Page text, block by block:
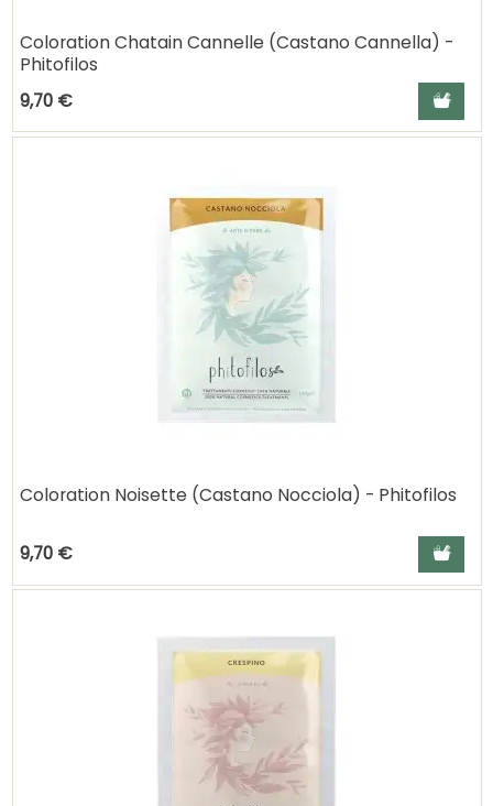
Coloration Chatain Cannelle (Castano Cannella) -
Phitofilos
9,70 €
Ajouter
Coloration Noisette (Castano Nocciola) - Phitofilos
9,70 € Ajouter